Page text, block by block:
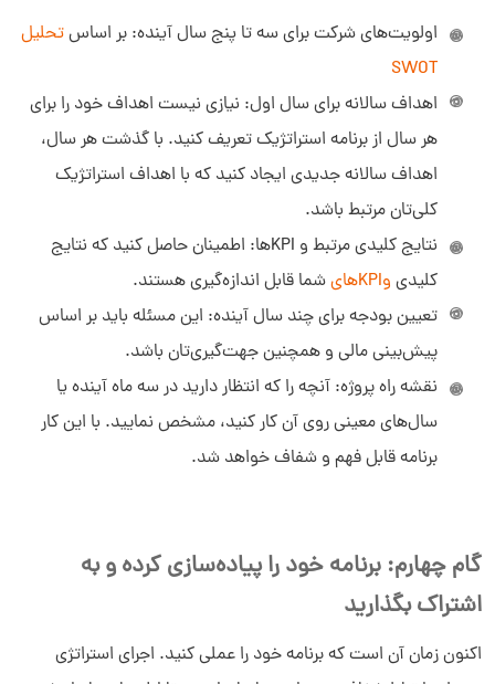
اولویت‌های شرکت برای سه تا پنج سال آینده: بر اساستحلیل
SWOT
اهداف سالانه برای سال اول: نیازی نیست اهداف خود را برای
هر سال از برنامه استراتژیک تعریف کنید. با گذشت هر سال،
اهداف سالانه جدیدی ایجاد کنید که با اهداف استراتژیک
کلی‌تان مرتبط باشد.
نتایج کلیدی مرتبط و KPIها: اطمینان حاصل کنید که نتایج
کلیدی وKPIهای
شما قابل اندازه‌گیری هستند.
تعیین بودجه برای چند سال آینده: این مسئله باید بر اساس
پیش‌بینی مالی و همچنین جهت‌گیری‌تان باشد.
نقشه راه پروژه: آنچه را که انتظار دارید در سه ماه آینده یا
سال‌های معینی روی آن کار کنید، مشخص نمایید. با این کار
برنامه قابل فهم و شفاف خواهد شد.
گام چهارم: برنامه خود را پیاده‌سازی کرده و به
اشتراک بگذارید
اکنون زمان آن است که برنامه خود را عملی کنید. اجرای استراتژی